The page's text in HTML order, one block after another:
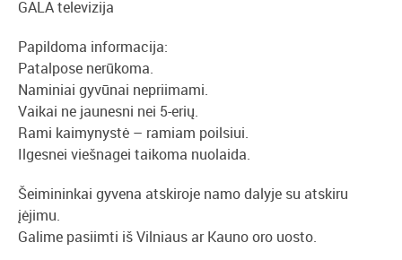
GALA televizija
Papildoma informacija:
Patalpose nerūkoma.
Naminiai gyvūnai nepriimami.
Vaikai ne jaunesni nei 5-erių.
Rami kaimynystė – ramiam poilsiui.
Ilgesnei viešnagei taikoma nuolaida.
Šeimininkai gyvena atskiroje namo dalyje su atskiru
įėjimu.
Galime pasiimti iš Vilniaus ar Kauno oro uosto.